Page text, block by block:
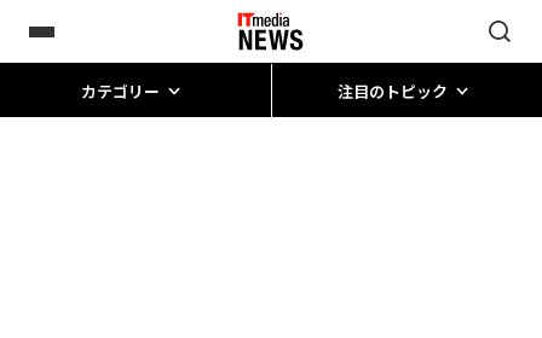
カテゴリー 注目のトピック